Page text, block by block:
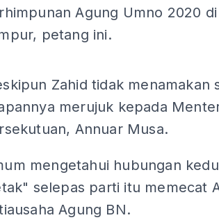
Agung Umno 2020 di
petang ini.
Zahid tidak menamakan
merujuk kepada
Annuar Musa.
mengetahui hubungan
selepas parti itu memecat
Agung BN.